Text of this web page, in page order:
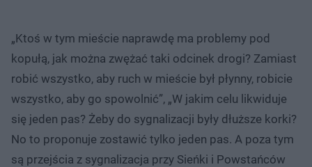
„Ktoś w tym mieście naprawdę ma problemy pod
kopułą, jak można zwężać taki odcinek drogi? Zamiast
robić wszystko, aby ruch w mieście był płynny, robicie
wszystko, aby go spowolnić”, „W jakim celu likwiduje
się jeden pas? Żeby do sygnalizacji były dłuższe korki?
No to proponuje zostawić tylko jeden pas. A poza tym
są przejścia z sygnalizacja przy Sieńki i Powstańców